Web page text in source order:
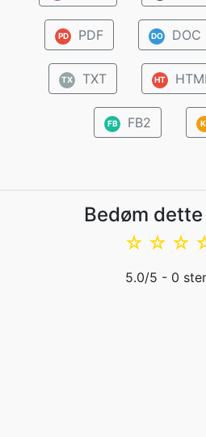
PD PDF DO DOC
TX TXT HT
FB FB2
Bedøm
☆
☆
☆
5.0/5 - 0